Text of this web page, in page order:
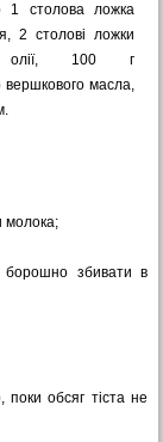
1 столова ложка
2 столові ложки
олії, 100 г
вершкового масла,
молока;
борошно збивати в
обсяг тіста не